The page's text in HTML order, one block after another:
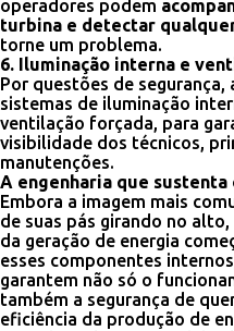
operadores podem
turbina e detectar
torne um problema.
6. Iluminação interna e
Por questões de
sistemas de iluminação
ventilação forçada, para
visibilidade dos técnicos,
manutenções.
A engenharia que sustenta
Embora a imagem mais
de suas pás girando no alto,
da geração de energia
esses componentes
garantem não só o
também a segurança de
eficiência da produção de